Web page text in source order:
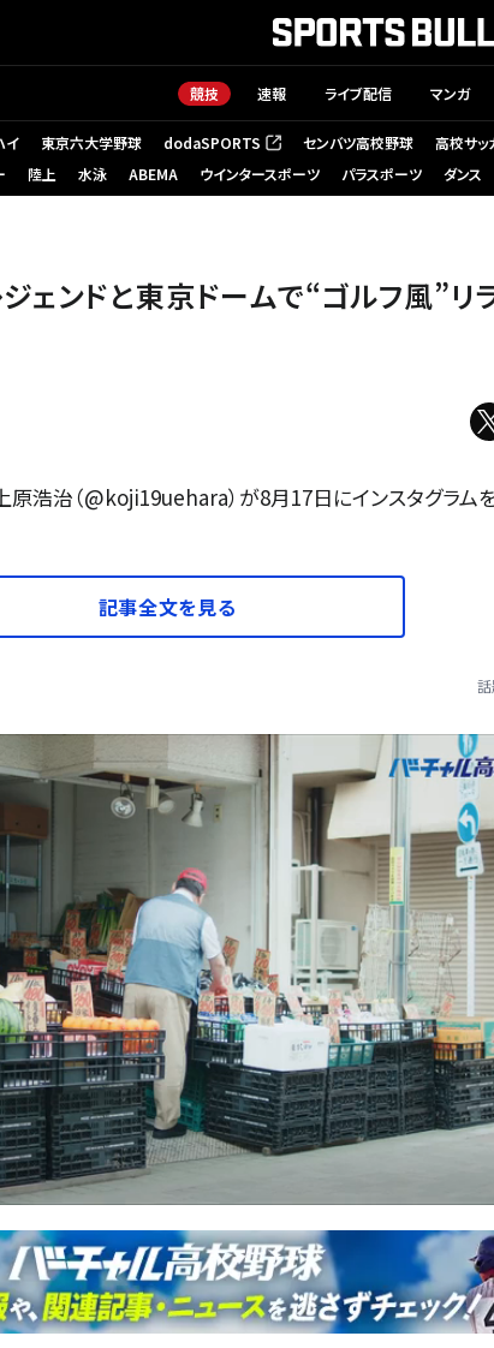
競技 速報 ライブ配信 マンガ
イ 東京六大学野球 dodaSPORTS
（新しいタブで開く） センバツ高校野球 高校サッ
陸上 水泳 ABEMA ウインタースポーツ パラスポーツ ダンス
ェンドと東京ドームで“ゴルフ風”リ
原浩治（@koji19uehara）が8月17日にインスタグラム
記事全文を見る